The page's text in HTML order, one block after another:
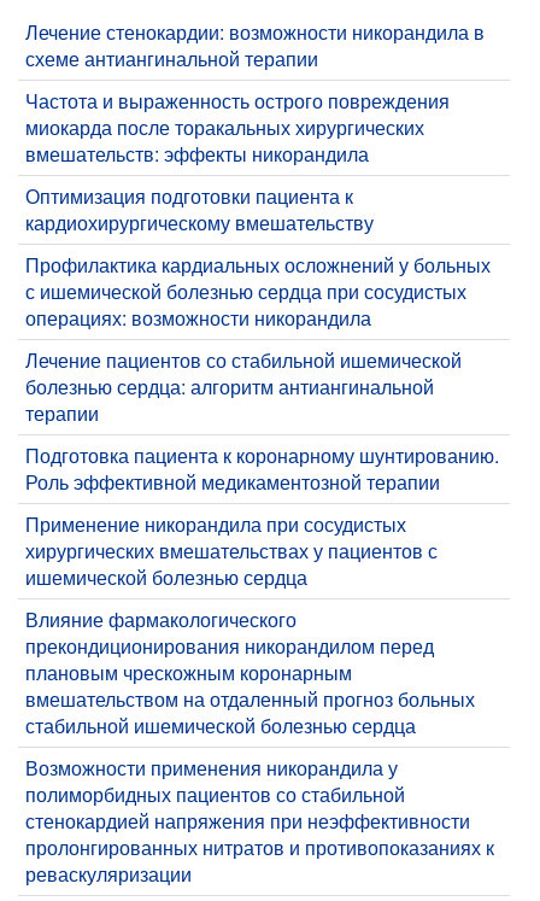
Лечение стенокардии: возможности никорандила в
схеме антиангинальной терапии
Частота и выраженность острого повреждения
миокарда после торакальных хирургических
вмешательств: эффекты никорандила
Оптимизация подготовки пациента к
кардиохирургическому вмешательству
​Профилактика кардиальных осложнений у больных
с ишемической болезнью сердца при сосудистых
операциях: возможности никорандила
Лечение пациентов со стабильной ишемической
болезнью сердца: алгоритм антиангинальной
терапии
Подготовка пациента к коронарному шунтированию.
Роль эффективной медикаментозной терапии
Применение никорандила при сосудистых
хирургических вмешательствах у пациентов с
ишемической болезнью сердца
Влияние фармакологического
прекондиционирования никорандилом перед
плановым чрескожным коронарным
вмешательством на отдаленный прогноз больных
стабильной ишемической болезнью сердца
Возможности применения никорандила у
полиморбидных пациентов со стабильной
стенокардией напряжения при неэффективности
пролонгированных нитратов и противопоказаниях к
реваскуляризации